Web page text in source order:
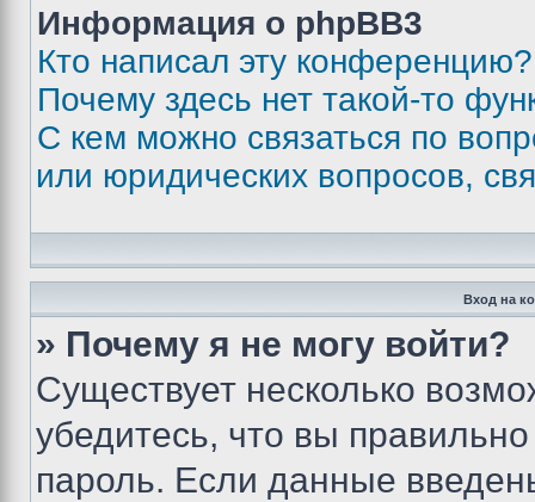
Информация о phpBB3
Кто написал эту конференцию?
Почему здесь нет такой-то
С кем можно связаться по
или юридических вопросов,
Вход на
» Почему я не могу войти?
Существует несколько
убедитесь, что вы
пароль. Если данные